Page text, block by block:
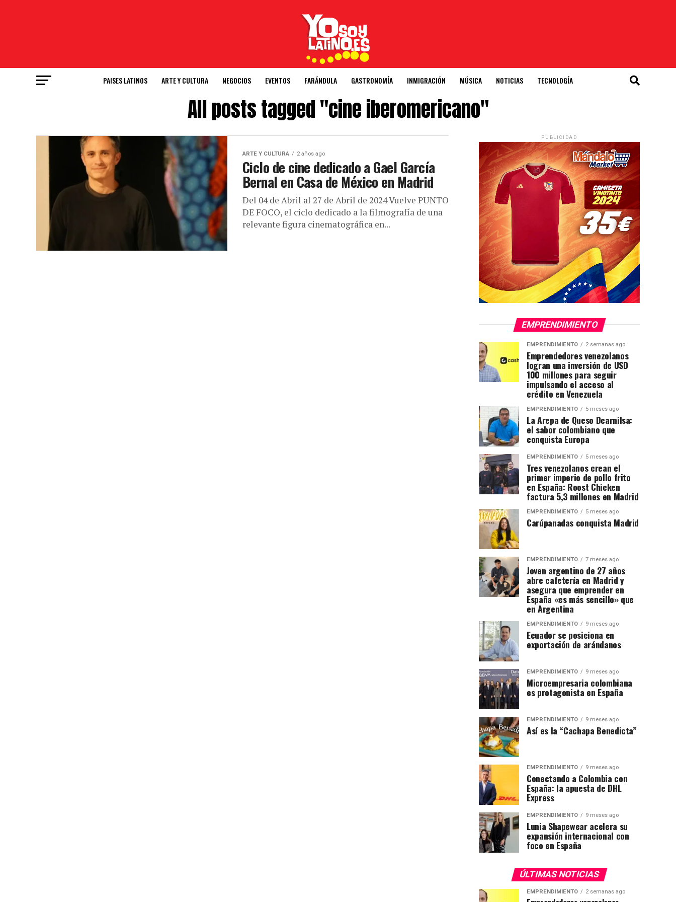
PAISES LATINOS ARTE Y CULTURA NEGOCIOS EVENTOS FARÁNDULA GASTRONOMÍA INMIGRACIÓN MÚSICA NOTICIAS TECNOLOGÍA
All posts tagged "cine iberomericano"
ARTE Y CULTURA 2 años ago
Ciclo de cine dedicado a Gael García
Bernal en Casa de México en Madrid
Del 04 de Abril al 27 de Abril de 2024 Vuelve PUNTO
DE FOCO, el ciclo dedicado a la filmografía de una
relevante figura cinematográfica en...
PUBLICIDAD
EMPRENDIMIENTO
EMPRENDIMIENTO 2 semanas ago
Emprendedores venezolanos
logran una inversión de USD
100 millones para seguir
impulsando el acceso al
crédito en Venezuela
EMPRENDIMIENTO 5 meses ago
La Arepa de Queso Dcarnilsa:
el sabor colombiano que
conquista Europa
EMPRENDIMIENTO 5 meses ago
Tres venezolanos crean el
primer imperio de pollo frito
en España: Roost Chicken
factura 5,3 millones en Madrid
EMPRENDIMIENTO 5 meses ago
Carúpanadas conquista Madrid
EMPRENDIMIENTO 7 meses ago
Joven argentino de 27 años
abre cafetería en Madrid y
asegura que emprender en
España «es más sencillo» que
en Argentina
EMPRENDIMIENTO 9 meses ago
Ecuador se posiciona en
exportación de arándanos
EMPRENDIMIENTO 9 meses ago
Microempresaria colombiana
es protagonista en España
EMPRENDIMIENTO 9 meses ago
Así es la “Cachapa Benedicta”
EMPRENDIMIENTO 9 meses ago
Conectando a Colombia con
España: la apuesta de DHL
Express
EMPRENDIMIENTO 9 meses ago
Lunia Shapewear acelera su
expansión internacional con
foco en España
ÚLTIMAS NOTICIAS
EMPRENDIMIENTO 2 semanas ago